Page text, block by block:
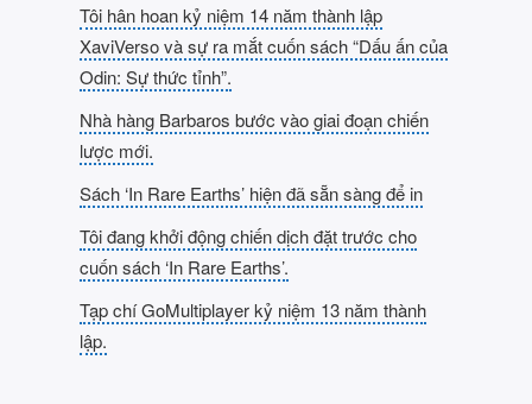
Tôi hân hoan kỷ niệm 14 năm thành lập
XaviVerso và sự ra mắt cuốn sách “Dấu ấn của
Odin: Sự thức tỉnh”.
Nhà hàng Barbaros bước vào giai đoạn chiến
lược mới.
Sách ‘In Rare Earths’ hiện đã sẵn sàng để in
Tôi đang khởi động chiến dịch đặt trước cho
cuốn sách ‘In Rare Earths’.
Tạp chí GoMultiplayer kỷ niệm 13 năm thành
lập.